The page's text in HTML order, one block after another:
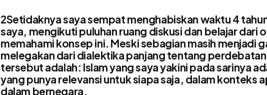
2Setidaknya saya sempat menghabiskan waktu 4
saya, mengikuti puluhan ruang diskusi dan belajar dari
memahami konsep ini. Meski sebagian masih menjadi
melegakan dari dialektika panjang tentang
tersebut adalah: Islam yang saya yakini pada sarinya
yang punya relevansi untuk siapa saja, dalam konteks
dalam bernegara.